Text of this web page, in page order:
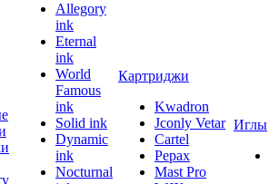
Allegory
ink
Eternal
ink
World
Famous
ink
Solid ink
Dynamic
ink
Nocturnal
Картриджи
Kwadron
Jconly Vetar
Cartel
Pepax
Mast Pro
Иглы